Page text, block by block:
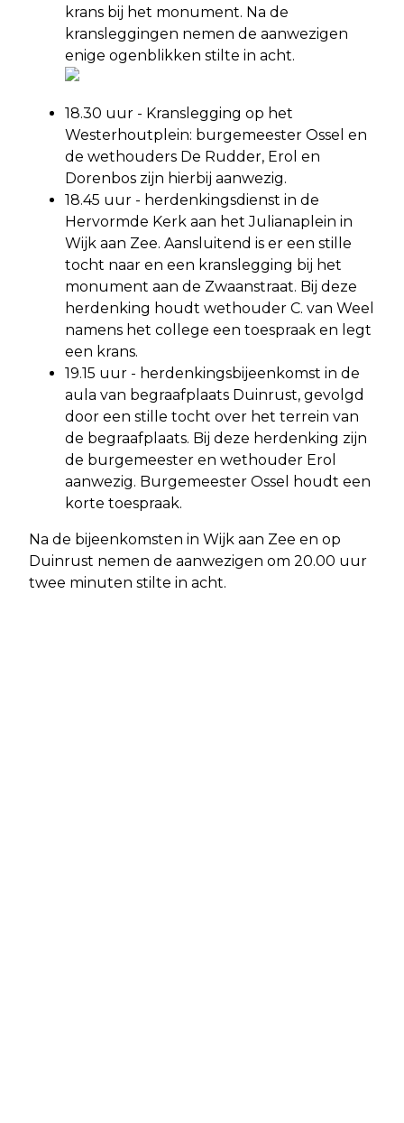
krans bij het monument. Na de
kransleggingen nemen de aanwezigen
enige ogenblikken stilte in acht.
18.30 uur - Kranslegging op het
Westerhoutplein: burgemeester Ossel en
de wethouders De Rudder, Erol en
Dorenbos zijn hierbij aanwezig.
18.45 uur - herdenkingsdienst in de
Hervormde Kerk aan het Julianaplein in
Wijk aan Zee. Aansluitend is er een stille
tocht naar en een kranslegging bij het
monument aan de Zwaanstraat. Bij deze
herdenking houdt wethouder C. van Weel
namens het college een toespraak en legt
een krans.
19.15 uur - herdenkingsbijeenkomst in de
aula van begraafplaats Duinrust, gevolgd
door een stille tocht over het terrein van
de begraafplaats. Bij deze herdenking zijn
de burgemeester en wethouder Erol
aanwezig. Burgemeester Ossel houdt een
korte toespraak.
Na de bijeenkomsten in Wijk aan Zee en op
Duinrust nemen de aanwezigen om 20.00 uur
twee minuten stilte in acht.